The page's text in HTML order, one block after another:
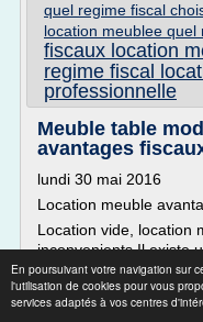
En poursuivant votre navigation sur
l'utilisation de cookies pour vous
services adaptés à vos centres
quel regime fiscal
location meublee quel
fiscaux location
regime fiscal
professionnelle
Meuble table
avantages
lundi 30 mai 2016
Location meuble
Location vide, location
inconvenients Il existe
fiscal entre les
Si vous etes amenes a
que la location nue,